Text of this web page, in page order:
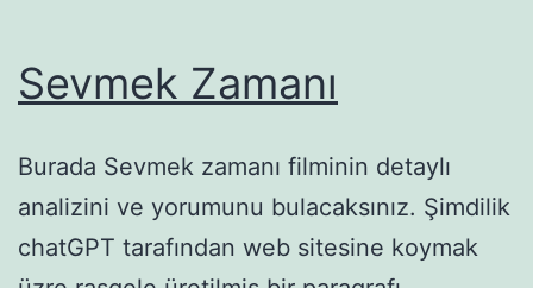
Sevmek Zamanı
Burada Sevmek zamanı filminin detaylı
analizini ve yorumunu bulacaksınız. Şimdilik
chatGPT tarafından web sitesine koymak